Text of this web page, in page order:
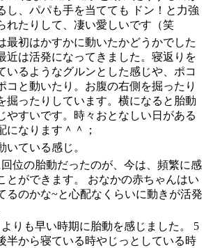
し、パパも手を当てても ドン！と力強
れたりして、凄い愛しいです（笑
最初はかすかに動いたかどうかでした
近は活発になってきました。寝返りを
いるようなグルンとした感じや、ポコ
コと動いたり。お腹の右側を掘ったり
掘ったりしています。横になると胎動
やすいです。時々おとなしい日がある
になります＾＾；
いている感じ。
位の胎動だったのが、今は、頻繁に感
とができます。 おなかの赤ちゃんはい
るのかな~と心配なくらいに動きが活発
よりも早い時期に胎動を感じました。 5
半から寝ている時やじっとしている時